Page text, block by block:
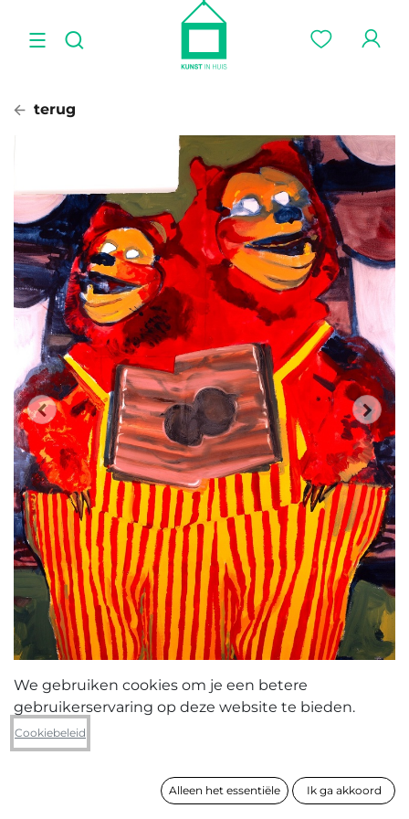
terug
Emma Crombé
We gebruiken cookies om je een betere
gebruikerservaring op deze website te bieden.
Cookiebeleid
Alleen het essentiële Ik ga akkoord